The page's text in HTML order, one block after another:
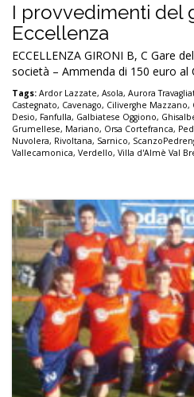
I provvedimenti del
Eccellenza
ECCELLENZA GIRONI B, C Gare
società – Ammenda di 150 euro
Tags: Ardor Lazzate, Asola, Aurora
Castegnato, Cavenago, Ciliverghe Mazzano,
Desio, Fanfulla, Galbiatese Oggiono,
Grumellese, Mariano, Orsa Cortefranca,
Nuvolera, Rivoltana, Sarnico,
Vallecamonica, Verdello, Villa d'Almè Val